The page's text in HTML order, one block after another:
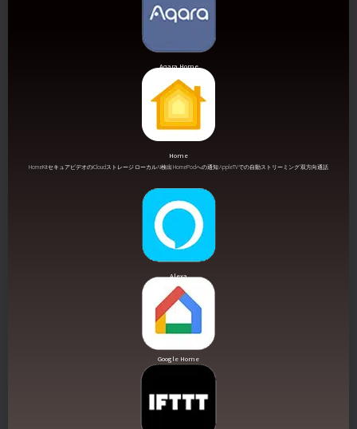
Aqara Home
Home
HomeKitセキュアビデオのiCloudストレージ ローカルAI検出 HomePodへの通知 AppleTVでの自動ストリーミング 双方向通話
Alexa
双方向通話
Google Home